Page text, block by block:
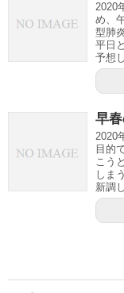
2020
め、
型肺
平日
予想
早
2020
目的
こう
しま
新調